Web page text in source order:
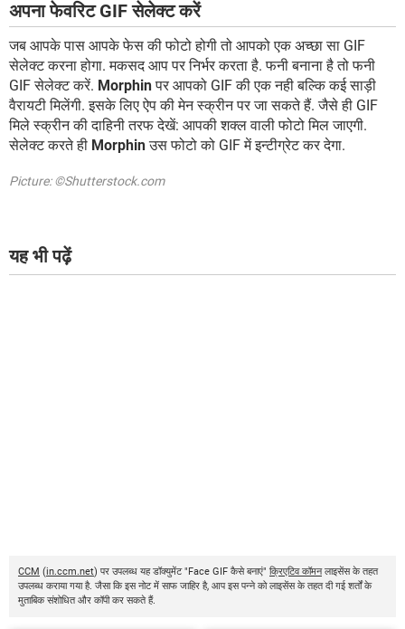
अपना फेवरिट GIF सेलेक्ट करें
जब आपके पास आपके फेस की फोटो होगी तो आपको एक अच्छा सा GIF
सेलेक्ट करना होगा. मकसद आप पर निर्भर करता है. फनी बनाना है तो फनी
GIF सेलेक्ट करें. Morphinपर आपको GIF की एक नही बल्कि कई साड़ी
वैरायटी मिलेंगी. इसके लिए ऐप की मेन स्क्रीन पर जा सकते हैं. जैसे ही GIF
मिले स्क्रीन की दाहिनी तरफ देखें: आपकी शक्ल वाली फोटो मिल जाएगी.
सेलेक्ट करते ही Morphinउस फोटो को GIF में इन्टीग्रेट कर देगा.
Picture: ©Shutterstock.com
यह भी पढ़ें
CCM (in.ccm.net) पर उपलब्ध यह डॉक्युमेंट "Face GIF कैसे बनाएं" क्रिएटिव कॉमनलाइसेंस के तहत
उपलब्ध कराया गया है. जैसा कि इस नोट में साफ जाहिर है, आप इस पन्ने को लाइसेंस के तहत दी गई शर्तों के
मुताबिक संशोधित और कॉपी कर सकते हैं.